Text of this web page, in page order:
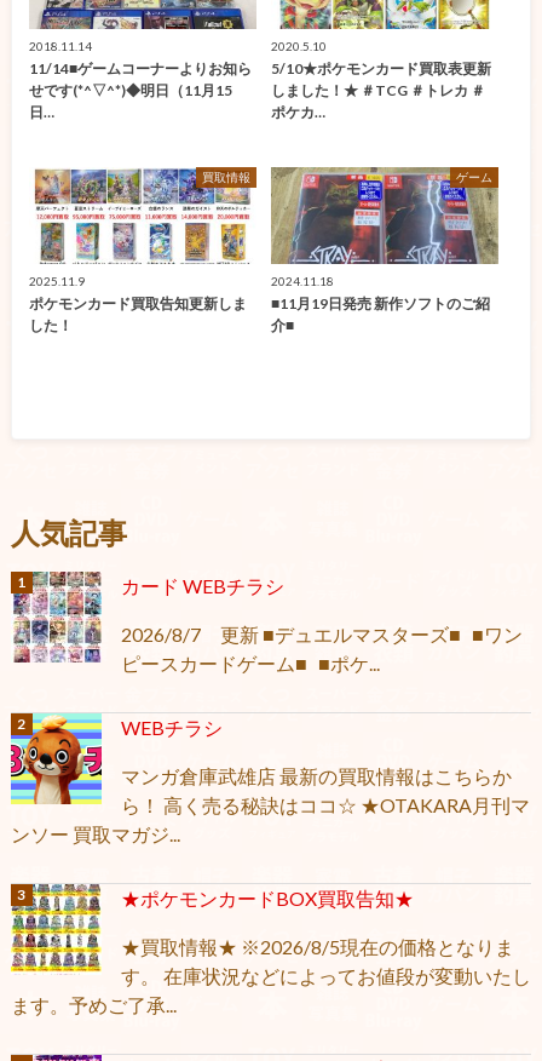
2018.11.14
11/14■ゲームコーナーよりお知ら
せです(*^▽^*)◆明日（11月15
日…
2020.5.10
5/10★ポケモンカード買取表更新
しました！★ ＃TCG ＃トレカ ＃
ポケカ…
買取情報
2025.11.9
ポケモンカード買取告知更新しま
した！
ゲーム
2024.11.18
■11月19日発売 新作ソフトのご紹
介■
人気記事
カード WEBチラシ
2026/8/7 更新 ■デュエルマスターズ■ ■ワン
ピースカードゲーム■ ■ポケ...
WEBチラシ
マンガ倉庫武雄店 最新の買取情報はこちらか
ら！ 高く売る秘訣はココ☆ ★OTAKARA月刊マ
ンソー 買取マガジ...
★ポケモンカードBOX買取告知★
★買取情報★ ※2026/8/5現在の価格となりま
す。 在庫状況などによってお値段が変動いたし
ます。予めご了承...